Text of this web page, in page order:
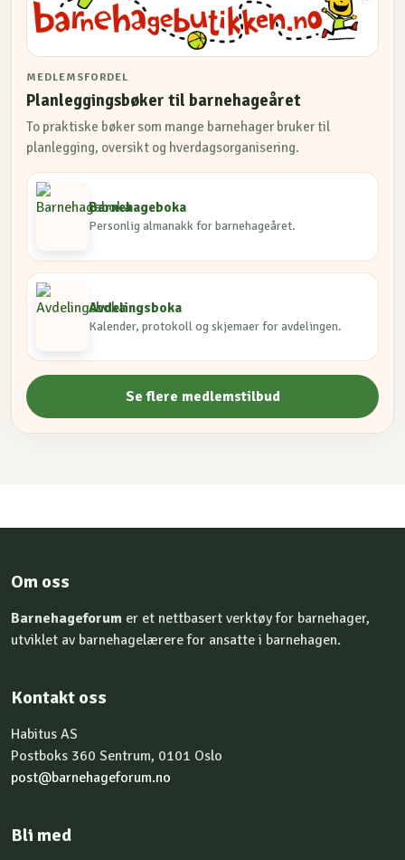
MEDLEMSFORDEL
Planleggingsbøker til barnehageåret
To praktiske bøker som mange barnehager bruker til
planlegging, oversikt og hverdagsorganisering.
Barnehageboka
Personlig almanakk for barnehageåret.
Avdelingsboka
Kalender, protokoll og skjemaer for avdelingen.
Se flere medlemstilbud
Om oss
Barnehageforum er et nettbasert verktøy for barnehager,
utviklet av barnehagelærere for ansatte i barnehagen.
Kontakt oss
Habitus AS
Postboks 360 Sentrum, 0101 Oslo
post@barnehageforum.no
Bli med